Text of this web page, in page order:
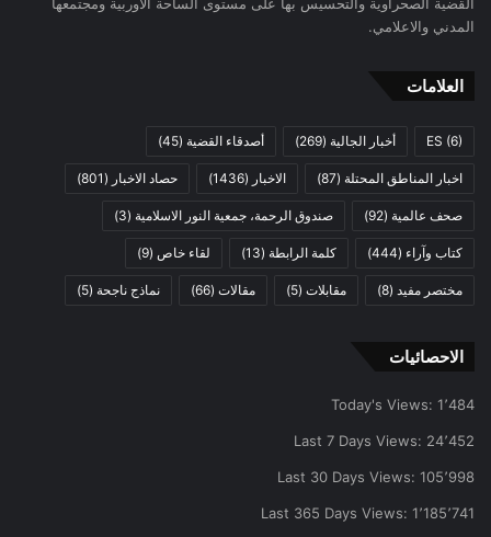
المدني والاعلامي.
العلامات
ES (6) أخبار الجالية (269) أصدقاء القضية (45)
اخبار المناطق المحتلة (87) الاخبار (1436) حصاد الاخبار (801)
صحف عالمية (92) صندوق الرحمة، جمعية النور الاسلامية (3)
كتاب وآراء (444) كلمة الرابطة (13) لقاء خاص (9)
مختصر مفيد (8) مقابلات (5) مقالات (66) نماذج ناجحة (5)
الاحصائيات
Today's Views: 1٬484
Last 7 Days Views: 24٬452
Last 30 Days Views: 105٬998
Last 365 Days Views: 1٬185٬741